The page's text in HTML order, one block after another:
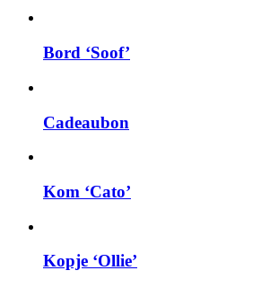
Bord ‘Soof’
Cadeaubon
Kom ‘Cato’
Kopje ‘Ollie’